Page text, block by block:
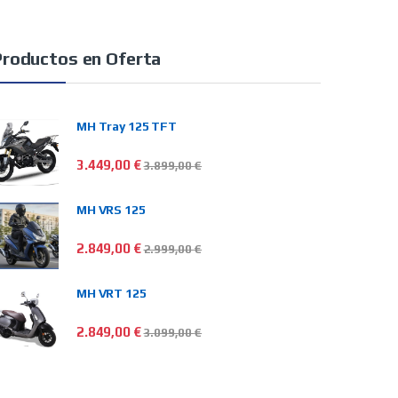
en Oferta
MH Tray 125 TFT
3.449,00 €3.899,00€
MH VRS 125
2.849,00 €2.999,00€
MH VRT 125
2.849,00 €3.099,00€